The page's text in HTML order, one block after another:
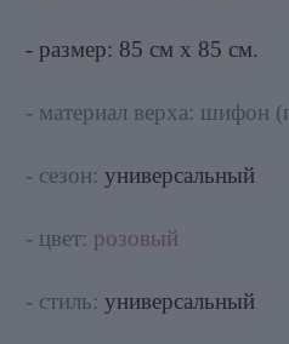
- размер: 85 см х 85 см.
- материал верха: шифон
- сезон: универсальный
- цвет: розовый
- стиль: универсальный